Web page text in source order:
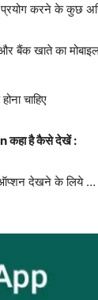
करने के कुछ
खाते का मोबाइल
चाहिए
कहा है कैसे देखें :
देखने के लिये …